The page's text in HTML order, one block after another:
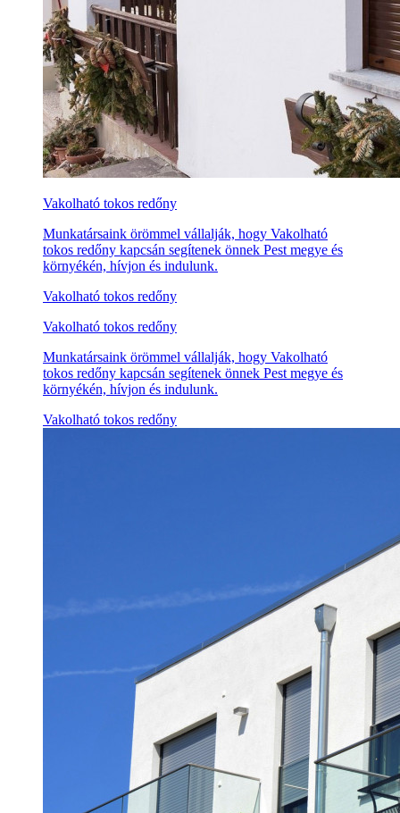
Vakolható tokos redőny
Munkatársaink örömmel vállalják, hogy Vakolható
tokos redőny kapcsán segítenek önnek Pest megye és
környékén, hívjon és indulunk.
Vakolható tokos redőny
Vakolható tokos redőny
Munkatársaink örömmel vállalják, hogy Vakolható
tokos redőny kapcsán segítenek önnek Pest megye és
környékén, hívjon és indulunk.
Vakolható tokos redőny